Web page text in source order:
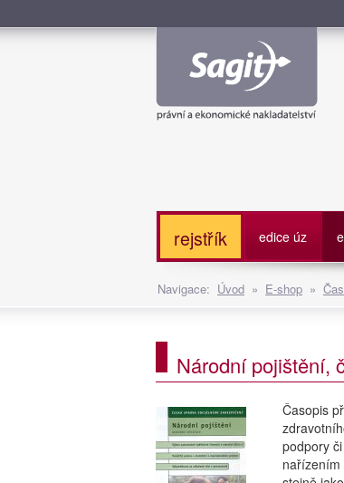
rejstřík edice úz
Navigace: Úvod » E-shop »
Národní pojištění,
Časopis
podpory
nařízením